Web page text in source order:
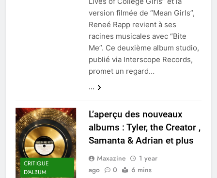
version filmée de “Mean Girls”,
Reneé Rapp revient à ses
racines musicales avec “Bite
Me”. Ce deuxième album studio,
publié via Interscope Records,
promet un regard…
...
CRITIQUE
D'ALBUM
L’aperçu des nouveaux
albums : Tyler, the Creator ,
Samanta & Adrian et plus
Maxazine
1 year
ago
0 6 mins